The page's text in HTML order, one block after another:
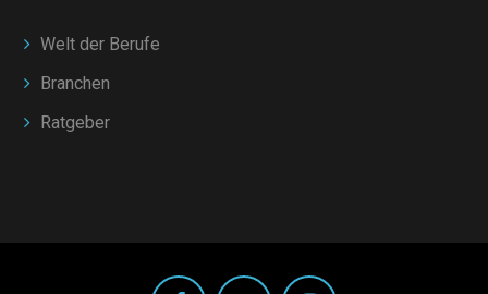
Welt der Berufe
Branchen
Ratgeber